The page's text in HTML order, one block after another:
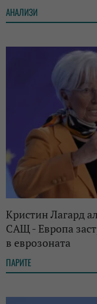
АНАЛИЗИ
Кристин Лагард
САЩ - Европа
в еврозоната
ПАРИТЕ